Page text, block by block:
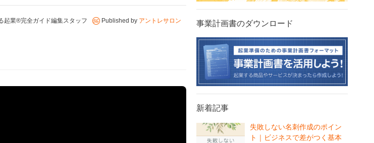
起業®完全ガイド編集スタッフ Published by アントレサロン 事業計画書のダウンロード
新着記事
失敗しない名刺作成のポイン
ト｜ビジネスで差がつく基本